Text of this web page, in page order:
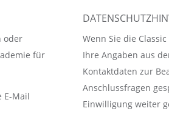
oder
für
E-Mail
Wenn Sie die
Ihre Angaben aus
Kontaktdaten zur
Anschlussfragen
Einwilligung weiter